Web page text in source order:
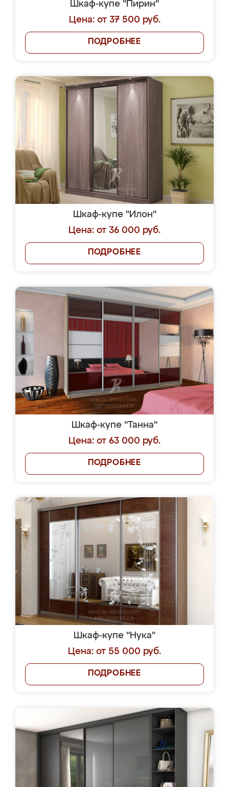
Шкаф-купе "Пирин"
Цена: от 37 500 руб.
ПОДРОБНЕЕ
Шкаф-купе "Илон"
Цена: от 36 000 руб.
ПОДРОБНЕЕ
Шкаф-купе "Танна"
Цена: от 63 000 руб.
ПОДРОБНЕЕ
Шкаф-купе "Нука"
Цена: от 55 000 руб.
ПОДРОБНЕЕ